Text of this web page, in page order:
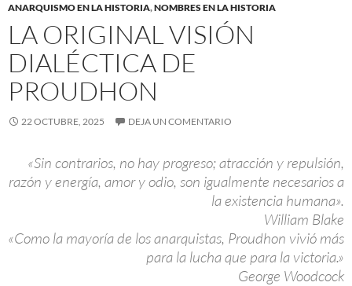
ANARQUISMO EN LA HISTORIA,NOMBRES EN LA HISTORIA
LA ORIGINAL VISIÓN
DIALÉCTICA DE
PROUDHON
22 OCTUBRE, 2025 DEJA UN COMENTARIO
«Sin contrarios, no hay progreso; atracción y repulsión,
razón y energía, amor y odio, son igualmente necesarios a
la existencia humana».
William Blake
«Como la mayoría de los anarquistas, Proudhon vivió más
para la lucha que para la victoria.»
George Woodcock